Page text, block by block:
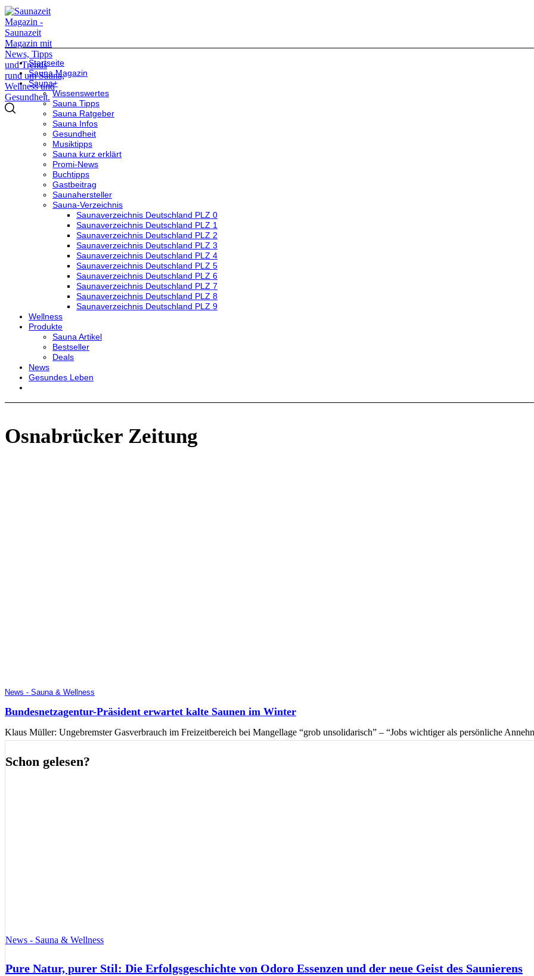
Startseite
Sauna Magazin
Sauna+
Wissenswertes
Sauna Tipps
Sauna Ratgeber
Sauna Infos
Gesundheit
Musiktipps
Sauna kurz erklärt
Promi-News
Buchtipps
Gastbeitrag
Saunahersteller
Sauna-Verzeichnis
Saunaverzeichnis Deutschland PLZ 0
Saunaverzeichnis Deutschland PLZ 1
Saunaverzeichnis Deutschland PLZ 2
Saunaverzeichnis Deutschland PLZ 3
Saunaverzeichnis Deutschland PLZ 4
Saunaverzeichnis Deutschland PLZ 5
Saunaverzeichnis Deutschland PLZ 6
Saunaverzeichnis Deutschland PLZ 7
Saunaverzeichnis Deutschland PLZ 8
Saunaverzeichnis Deutschland PLZ 9
Wellness
Produkte
Sauna Artikel
Bestseller
Deals
News
Gesundes Leben
Osnabrücker Zeitung
News - Sauna & Wellness
Bundesnetzagentur-Präsident erwartet kalte Saunen im Winter
Klaus Müller: Ungebremster Gasverbrauch im Freizeitbereich bei Mangellage “grob unsolidarisch” – “Jobs wichtiger als persönliche
Schon gelesen?
News - Sauna & Wellness
Pure Natur, purer Stil: Die Erfolgsgeschichte von Odoro Essenzen und der neue Geist des Saunierens